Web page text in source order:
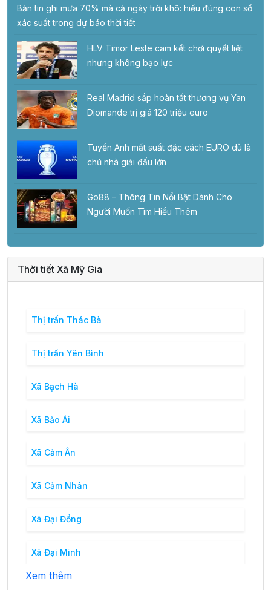
Bản tin ghi mưa 70% mà cả ngày trời khô: hiểu đúng con số
xác suất trong dự báo thời tiết
HLV Timor Leste cam kết chơi quyết liệt
nhưng không bạo lực
Real Madrid sắp hoàn tất thương vụ Yan
Diomande trị giá 120 triệu euro
Tuyển Anh mất suất đặc cách EURO dù là
chủ nhà giải đấu lớn
Go88 – Thông Tin Nổi Bật Dành Cho
Người Muốn Tìm Hiểu Thêm
Thời tiết Xã Mỹ Gia
Thị trấn Thác Bà
Thị trấn Yên Bình
Xã Bạch Hà
Xã Bảo Ái
Xã Cảm Ân
Xã Cảm Nhân
Xã Đại Đồng
Xã Đại Minh
Xem thêm